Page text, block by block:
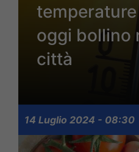
oggi bollino
città
14 Luglio 2024 - 08:30